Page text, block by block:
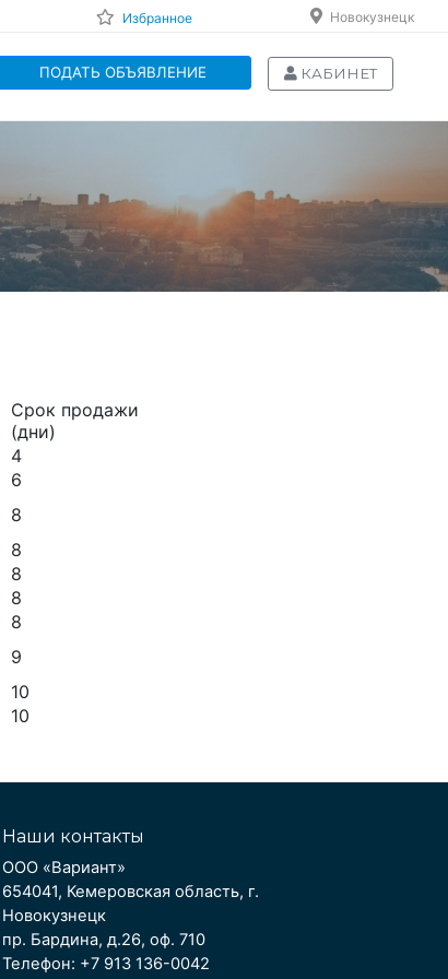
Избранное Новокузнецк
ПОДАТЬ ОБЪЯВЛЕНИЕ КАБИНЕТ
Срок продажи
(дни)
4
6
8
8
8
8
8
9
10
10
Наши контакты
ООО «Вариант»
654041, Кемеровская область, г.
Новокузнецк
пр. Бардина, д.26, оф. 710
Телефон: +7 913 136-0042